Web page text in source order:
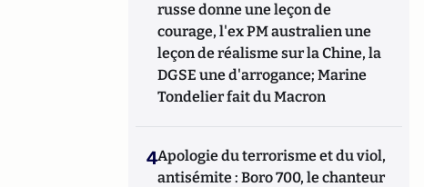
russe donne une leçon de
courage, l'ex PM australien une
leçon de réalisme sur la Chine, la
DGSE une d'arrogance; Marine
Tondelier fait du Macron
4Apologie du terrorisme et du viol,
antisémite : Boro 700, le chanteur